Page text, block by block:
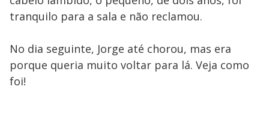
tranquilo para a sala e não reclamou.
No dia seguinte, Jorge até chorou, mas era
porque queria muito voltar para lá. Veja como
foi!